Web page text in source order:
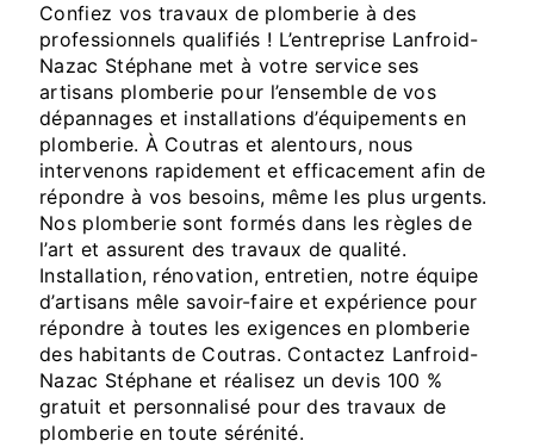
Confiez vos travaux de plomberie à des
professionnels qualifiés ! L’entreprise Lanfroid-
Nazac Stéphane met à votre service ses
artisans plomberie pour l’ensemble de vos
dépannages et installations d’équipements en
plomberie. À Coutras et alentours, nous
intervenons rapidement et efficacement afin de
répondre à vos besoins, même les plus urgents.
Nos plomberie sont formés dans les règles de
l’art et assurent des travaux de qualité.
Installation, rénovation, entretien, notre équipe
d’artisans mêle savoir-faire et expérience pour
répondre à toutes les exigences en plomberie
des habitants de Coutras. Contactez Lanfroid-
Nazac Stéphane et réalisez un devis 100 %
gratuit et personnalisé pour des travaux de
plomberie en toute sérénité.